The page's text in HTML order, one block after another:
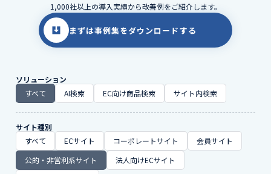
1,000社以上の導入実績から改善例をご紹介します。
まずは事例集をダウンロードする
ソリューション
すべて
AI検索 EC向け商品検索 サイト内検索
サイト種別
すべて
ECサイト コーポレートサイト
会員サイト
公的・非営利系サイト
法人向けECサイト